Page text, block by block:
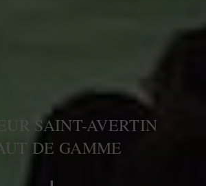
SAINT-AVERTIN
DE GAMME